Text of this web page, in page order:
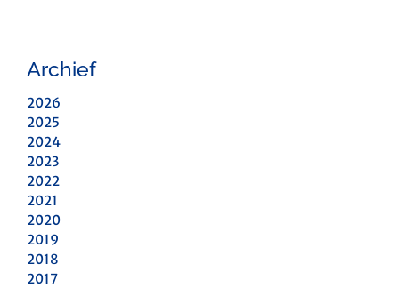
Archief
2026
2025
2024
2023
2022
2021
2020
2019
2018
2017